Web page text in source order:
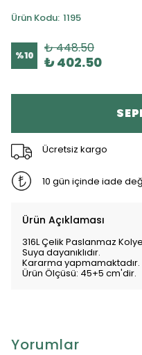
Ürün Kodu: 1195
%10 ₺ 448.50
₺ 402.50
Ücretsiz kargo
10 gün içinde iade
Ürün Açıklaması
316L Çelik Paslanmaz
Suya dayanıklıdır.
Kararma yapmamaktadır.
Ürün Ölçüsü: 45+5 cm'dir.
Yorumlar